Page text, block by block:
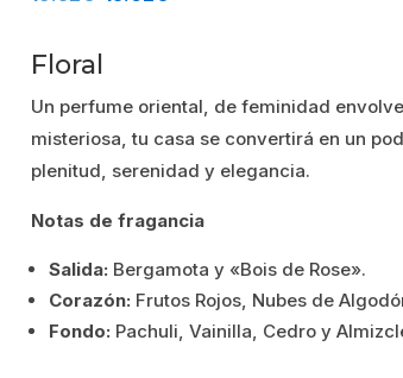
era:
19.52€.15.62€.
Floral
Un perfume oriental, de feminidad
misteriosa, tu casa se convertirá en un
plenitud, serenidad y elegancia.
Notas de fragancia
Salida: Bergamota y «Bois de Rose».
Corazón: Frutos Rojos, Nubes de
Fondo: Pachuli, Vainilla, Cedro y